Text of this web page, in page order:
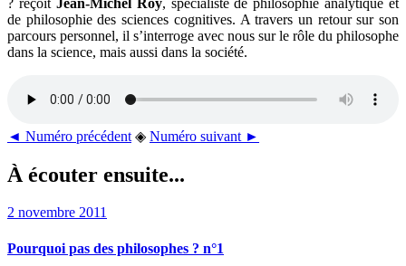
de philosophie des sciences cognitives. A travers un retour sur son
parcours personnel, il s’interroge avec nous sur le rôle du philosophe
dans la science, mais aussi dans la société.
◄ Numéro précédent ◈ Numéro suivant ►
À écouter ensuite...
2 novembre 2011
Pourquoi pas des philosophes ? n°1